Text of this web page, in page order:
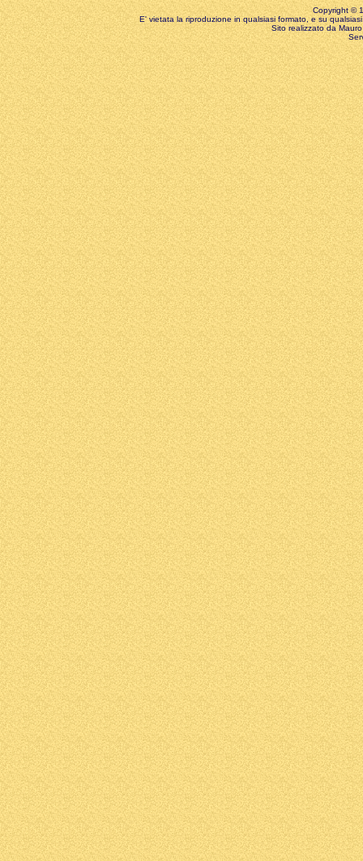
Copyright ©
E' vietata la riproduzione in qualsiasi formato, e su
Sito realizzato da